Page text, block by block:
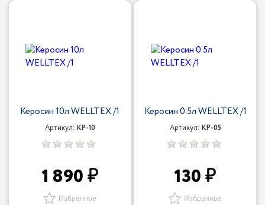
Керосин 10л WELLTEX /1
Артикул: КР-10
1 890
Избранное
Керосин 0.5л WELLTEX /1
Артикул: КР-05
130
Избранное